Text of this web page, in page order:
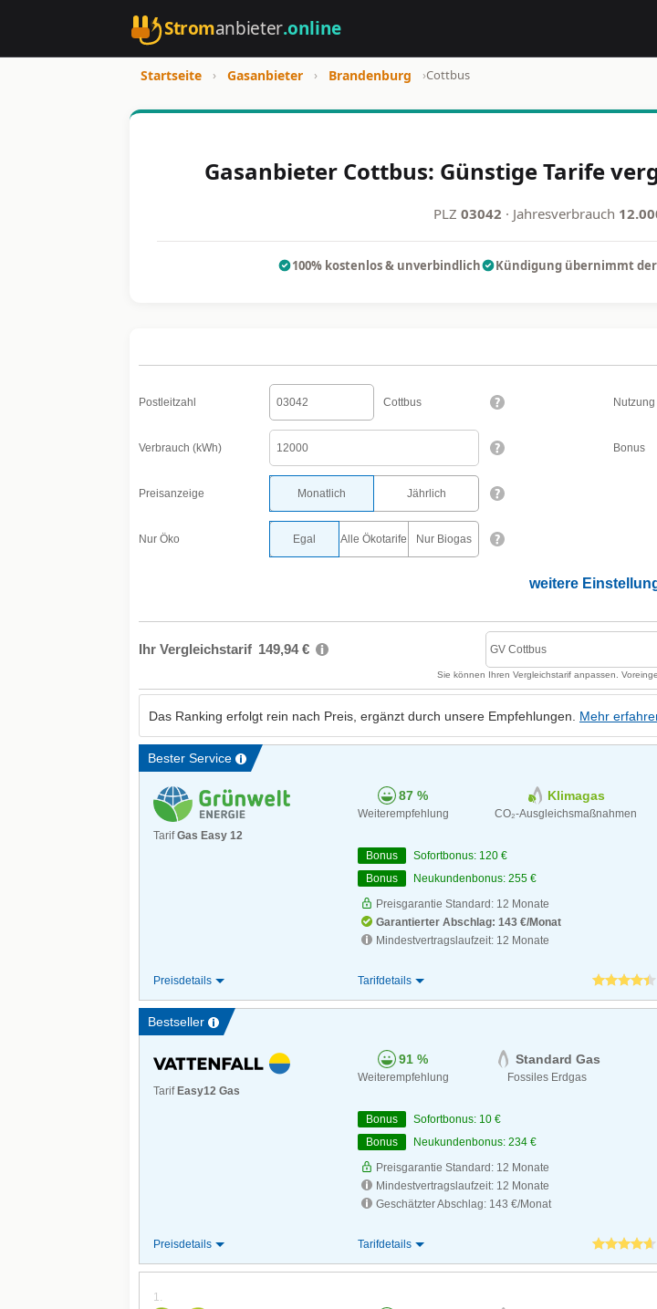
Stromanbieter.online
Startseite › Gasanbieter › Brandenburg ›Cottbus
Gasanbieter Cottbus: Günstige Tarife
PLZ 03042 · Jahresverbrauch
100% kostenlos & unverbindlich Kündigung übernimmt